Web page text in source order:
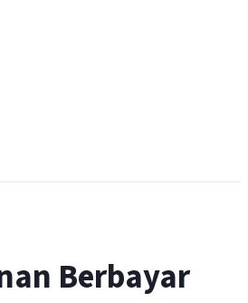
Berbayar